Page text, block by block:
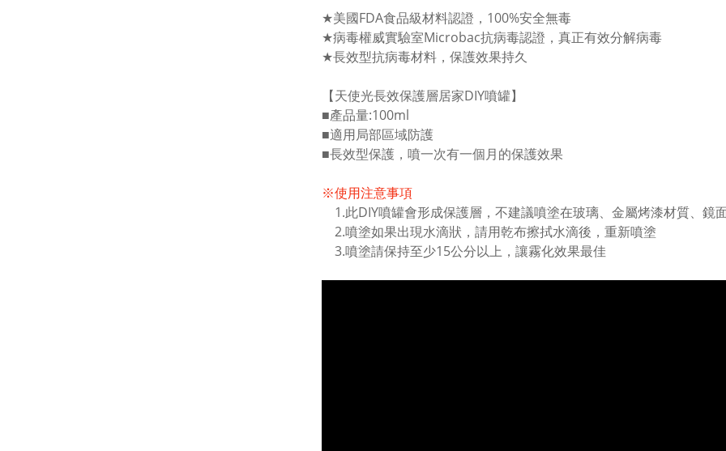
★美國FDA食品級材料認證， 100%安全無毒
★病毒權威實驗室Microbac抗病毒認證，真正有效分解病毒
★長效型抗病毒材料，保護效果持久
【天使光長效保護層居家DIY噴罐】
■產品量:100ml
■適用局部區域防護
■長效型保護，噴一次有一個月的保護效果
※使用注意事項
1.此DIY噴罐會形成保護層，不建議噴塗在玻璃、金屬烤漆材質、鏡
2.噴塗如果出現水滴狀，請用乾布擦拭水滴後，重新噴塗
3.噴塗請保持至少15公分以上，讓霧化效果最佳